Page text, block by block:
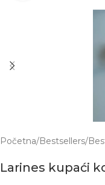
Početna/Bestsellers/
Larines kupaći